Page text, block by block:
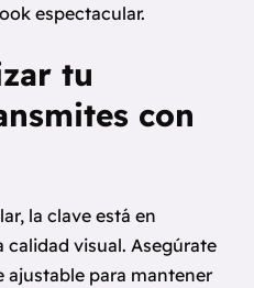
espectacular.
tu
con
la clave está en
calidad visual. Asegúrate
para mantener